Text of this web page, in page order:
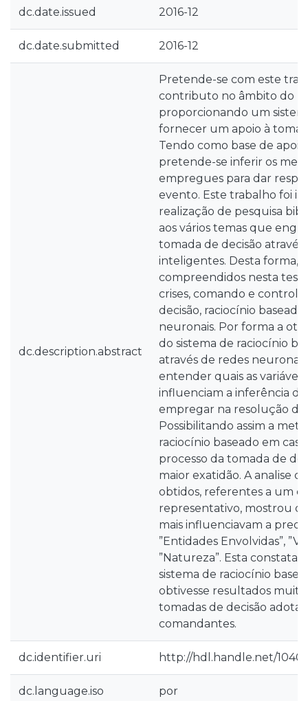
dc.date.issued 2016-12
dc.date.submitted 2016-12
dc.description.abstract
Pretende-se com este
contributo no âmbito do
proporcionando um
fornecer um apoio à
Tendo como base de apoio
pretende-se inferir os
empregues para dar
evento. Este trabalho foi
realização de pesquisa
aos vários temas que
tomada de decisão através
inteligentes. Desta forma,
compreendidos nesta tese
crises, comando e
decisão, raciocínio
neuronais. Por forma a
do sistema de raciocínio
através de redes
entender quais as
influenciam a inferência
empregar na resolução
Possibilitando assim a
raciocínio baseado em
processo da tomada de
maior exatidão. A analise
obtidos, referentes a um
representativo, mostrou
mais influenciavam a
”Entidades Envolvidas”,
”Natureza”. Esta
sistema de raciocínio
obtivesse resultados
tomadas de decisão
comandantes.
dc.identifier.uri http://hdl.handle.net/
dc.language.iso por